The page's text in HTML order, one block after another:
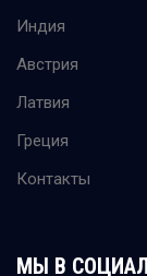
Индия
Австрия
Латвия
Греция
Контакты
МЫ В